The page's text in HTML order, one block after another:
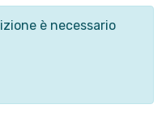
è necessario